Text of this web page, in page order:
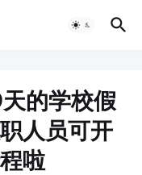
的学校假
人员可开
啦